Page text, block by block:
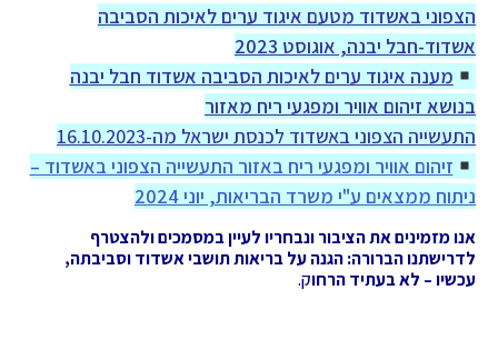
הצפוני באשדוד מטעם איגוד ערים לאיכות הסביבה
אשדוד-חבל יבנה, אוגוסט 2023
מענה איגוד ערים לאיכות הסביבה אשדוד חבל יבנה
בנושא זיהום אוויר ומפגעי ריח מאזור
התעשייה הצפוני באשדוד לכנסת ישראל מה-16.10.2023
זיהום אוויר ומפגעי ריח באזור התעשייה הצפוני באשדוד –
ניתוח ממצאים ע"י משרד הבריאות, יוני 2024
אנו מזמינים את הציבור ונבחריו לעיין במסמכים ולהצטרף
לדרישתנו הברורה: הגנה על בריאות תושבי אשדוד וסביבתה,
עכשיו – לא בעתיד הרחוק.